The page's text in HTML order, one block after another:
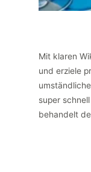
Mit klaren
und erziele
super
behandelt